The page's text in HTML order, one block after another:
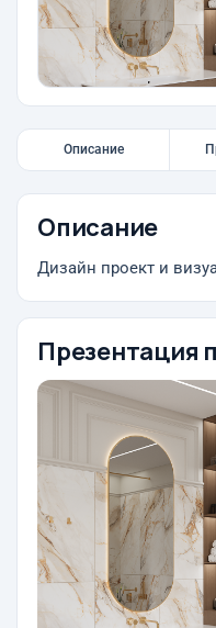
Описание
Описание
Дизайн проект и
Презентация